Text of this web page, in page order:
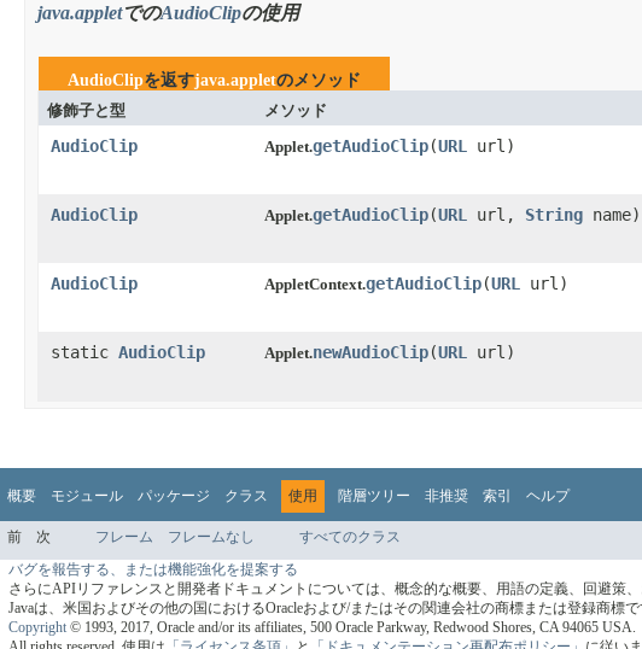
java.appletでのAudioClipの使用
AudioClipを返すjava.appletのメソッド
修飾子と型
メソッド
AudioClip Applet.getAudioClip​(URL url)
AudioClip Applet.getAudioClip​(URL url, String name)
AudioClip AppletContext.getAudioClip​(URL url)
static AudioClip Applet.newAudioClip​(URL url)
概要 モジュール パッケージ クラス 使用 階層ツリー 非推奨 索引 ヘルプ
前 次 フレーム フレームなし すべてのクラス
バグを報告する、または機能強化を提案する
さらにAPIリファレンスと開発者ドキュメントについては、概念的な概要、用語の定義、回避策
Javaは、米国およびその他の国におけるOracleおよび/またはその関連会社の商標または登録商標で
Copyright © 1993, 2017, Oracle and/or its affiliates, 500 Oracle Parkway, Redwood Shores, CA 94065 USA.